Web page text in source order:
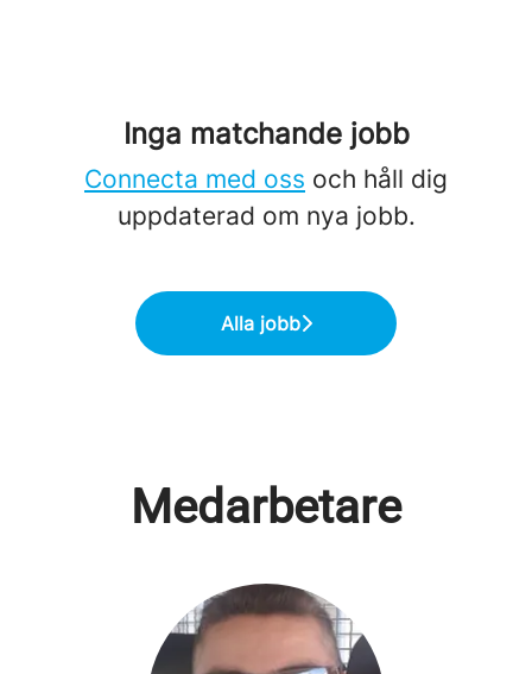
Inga matchande jobb
Connecta med oss och håll dig
uppdaterad om nya jobb.
Alla jobb
Medarbetare